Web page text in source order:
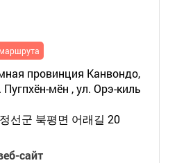
провинция Канвондо,
Пугпхён-мён , ул. Орэ-киль
선군 북평면 어래길 20
сайт